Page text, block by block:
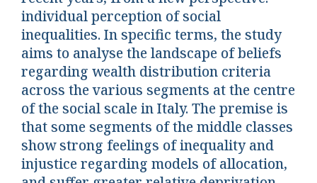
individual perception of social
inequalities. In specific terms, the study
aims to analyse the landscape of beliefs
regarding wealth distribution criteria
across the various segments at the centre
of the social scale in Italy. The premise is
that some segments of the middle classes
show strong feelings of inequality and
injustice regarding models of allocation,